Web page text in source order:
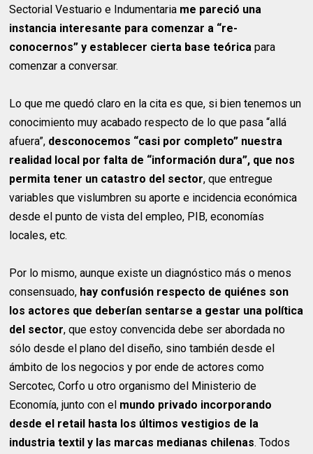
Sectorial Vestuario e Indumentaria me pareció una
instancia interesante para comenzar a “re-
conocernos” y establecer cierta base teórica para
comenzar a conversar.
Lo que me quedó claro en la cita es que, si bien tenemos un
conocimiento muy acabado respecto de lo que pasa “allá
afuera”, desconocemos “casi por completo” nuestra
realidad local por falta de “información dura”, que nos
permita tener un catastro del sector, que entregue
variables que vislumbren su aporte e incidencia económica
desde el punto de vista del empleo, PIB, economías
locales, etc.
Por lo mismo, aunque existe un diagnóstico más o menos
consensuado, hay confusión respecto de quiénes son
los actores que deberían sentarse a gestar una política
del sector, que estoy convencida debe ser abordada no
sólo desde el plano del diseño, sino también desde el
ámbito de los negocios y por ende de actores como
Sercotec, Corfo u otro organismo del Ministerio de
Economía, junto con el mundo privado incorporando
desde el retail hasta los últimos vestigios de la
industria textil y las marcas medianas chilenas. Todos